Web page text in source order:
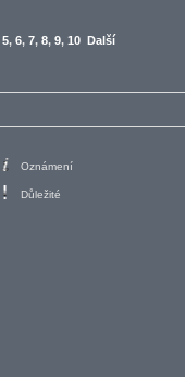
5, 6, 7, 8, 9, 10 Další
Oznámení
Důležité